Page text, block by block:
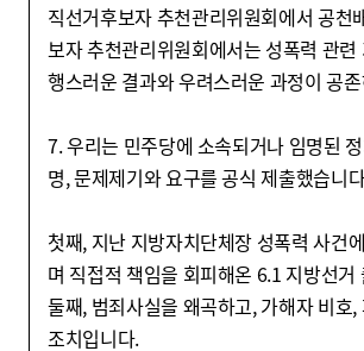
직선거후보자 추천관리위원회에서 공
보자 추천관리위원회에서는 성폭력 관
행스러운 결과와 우려스러운 과정이 공
7. 우리는 민주당에 소속되거나 임명된
명, 문제제기와 요구를 공식 제출했습니
첫째, 지난 지방자치단체장 성폭력 사건
며 직접적 책임을 회피해온 6.1 지방선
둘째, 범죄사실을 왜곡하고, 가해자 비
조치입니다.